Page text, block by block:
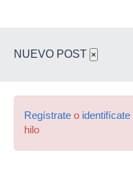
NUEVO POST ×
Regístrate o identifícate
hilo